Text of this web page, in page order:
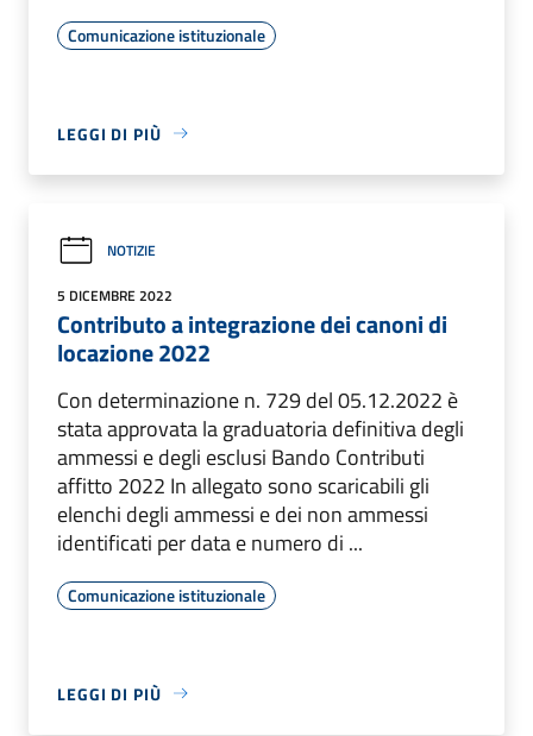
Comunicazione istituzionale
LEGGI DI PIÙ
NOTIZIE
5 DICEMBRE 2022
Contributo a integrazione dei canoni di
locazione 2022
Con determinazione n. 729 del 05.12.2022 è
stata approvata la graduatoria definitiva degli
ammessi e degli esclusi Bando Contributi
affitto 2022 In allegato sono scaricabili gli
elenchi degli ammessi e dei non ammessi
identificati per data e numero di ...
Comunicazione istituzionale
LEGGI DI PIÙ